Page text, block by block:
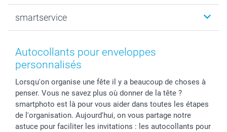
MyNameBook
Stickers & Etiquettes
Cadres photo, accessoires déco & bonbons
Dénicheur d'idées cadeau
Fin d'études
Naissance & baptême
Fête des Pères
Rentrée des classes
Communion
Saint-Valentin
Vacances
Durabilité
Conditions
Droit de rétraction
Conditions générales
Vie privée
Gestion des cookies
Tarifs
smartservice
smartgarantie
smartbonus
Modes de paiement
Modes de livraison
Grandes Quantités
Statut de ma commande
Autocollants pour enveloppes
personnalisés
Lorsqu'on organise une fête il y a beaucoup de choses à
penser. Vous ne savez plus où donner de la tête ?
smartphoto est là pour vous aider dans toutes les étapes
de l'organisation. Aujourd'hui, on vous partage notre
astuce pour faciliter les invitations : les autocollants pour